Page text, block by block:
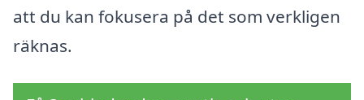
att du kan fokusera på det som verkligen
räknas.